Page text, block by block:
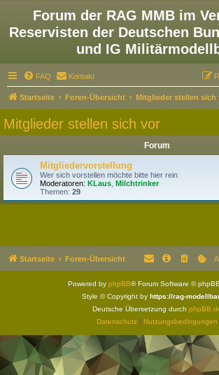
Forum der RAG MMB im
Reservisten der Deutschen
und IG
FAQ Kontakt
Startseite Foren-Übersicht Mitglieder stellen sich
Mitglieder stellen sich vor
Forum
Mitgliedervorstellung
Wer sich vorstellen möchte bitte hier rein
Moderatoren: KLaus Milchtrinker
Themen: 29
Startseite Foren-Übersicht
Powered by phpBB® Forum Software ©
Style © Copyright by https://rag-
Deutsche Übersetzung durch
Datenschutz| Nutzungsbedingungen